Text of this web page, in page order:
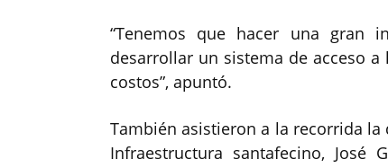
“Tenemos que hacer una gran
desarrollar un sistema de acceso
costos”, apuntó.
También asistieron a la recorrida
Infraestructura santafecino, José